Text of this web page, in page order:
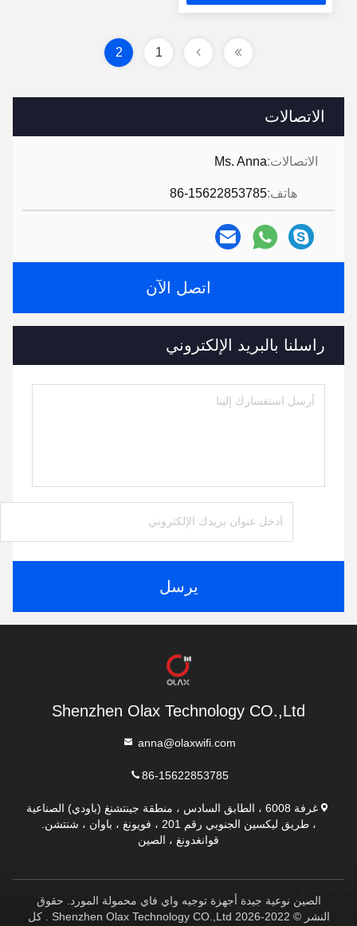
الاتصالات
الاتصالات:Ms. Anna
هاتف:86-15622853785
اتصل الآن
راسلنا بالبريد الإلكتروني
يرسل
1
2
Shenzhen Olax Technology CO.,Ltd
anna@olaxwifi.com
86-15622853785
غرفة 6008 ، الطابق السادس ، منطقة جينتشنغ (باودي) الصناعية
، طريق ليكسين الجنوبي رقم 201 ، فويونغ ، باوان ، شنتشن.
قوانغدونغ ، الصين
الصين نوعية جيدة أجهزة توجيه واي فاي محمولة المورد. حقوق
النشر © 2022-2026 Shenzhen Olax Technology CO.,Ltd . كل